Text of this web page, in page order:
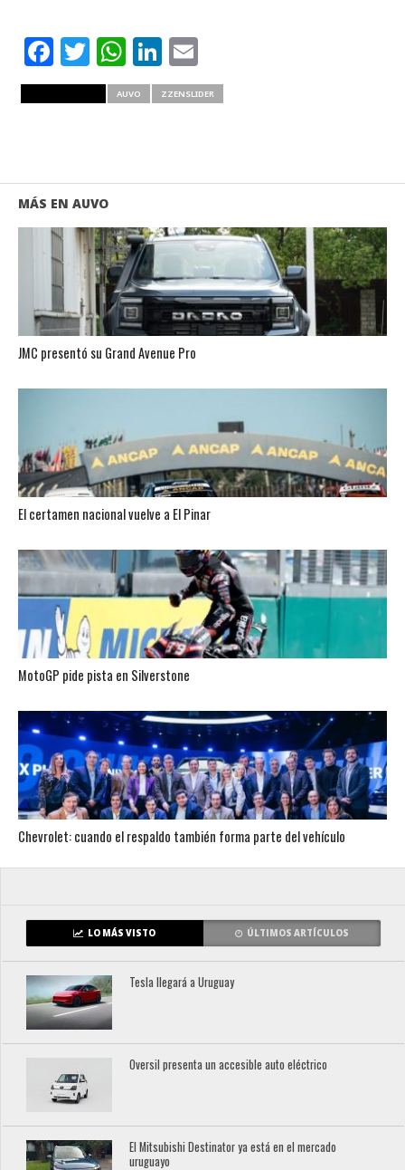
Facebook
Twitter
WhatsApp
LinkedIn
Email
AUVO ZZENSLIDER
MÁS EN AUVO
JMC presentó su Grand Avenue Pro
El certamen nacional vuelve a El Pinar
MotoGP pide pista en Silverstone
Chevrolet: cuando el respaldo también forma parte del vehículo
LO MÁS VISTO ÚLTIMOS ARTÍCULOS
Tesla llegará a Uruguay
Oversil presenta un accesible auto eléctrico
El Mitsubishi Destinator ya está en el mercado
uruguayo